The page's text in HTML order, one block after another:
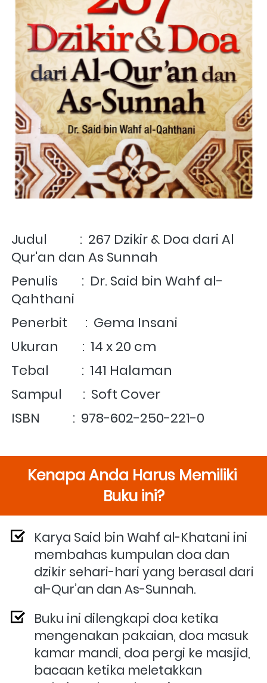
Judul           : 267 Dzikir & Doa dari Al
Qur'an dan As Sunnah
Penulis        :  Dr. Said bin Wahf al-
Qahthani
Penerbit      :  Gema Insani
Ukuran        :  14 x 20 cm
Tebal           :  141 Halaman
Sampul       :  Soft Cover
ISBN           :  978-602-250-221-0
Kenapa Anda Harus Memiliki
Buku ini?
Karya Said bin Wahf al-Khatani ini
membahas kumpulan doa dan
dzikir sehari-hari yang berasal dari
al-Qur’an dan As-Sunnah.
Buku ini dilengkapi doa ketika
mengenakan pakaian, doa masuk
kamar mandi, doa pergi ke masjid,
bacaan ketika meletakkan